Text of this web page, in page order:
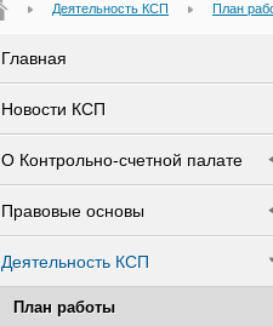
Деятельность КСП План
Главная
Новости КСП
О Контрольно-счетной палате
Правовые основы
Деятельность КСП
План работы